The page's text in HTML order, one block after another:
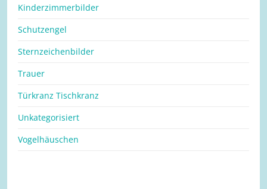
Kinderzimmerbilder
Schutzengel
Sternzeichenbilder
Trauer
Türkranz Tischkranz
Unkategorisiert
Vogelhäuschen